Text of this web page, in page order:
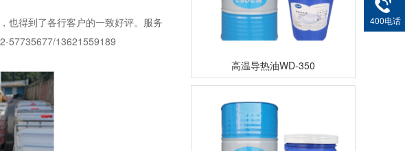
也得到了各行客户的一致好评。服务
57735677/13621559189
400电话